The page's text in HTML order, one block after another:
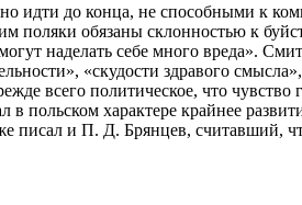
идти до конца, не способными к
поляки обязаны склонностью к
наделать себе много вреда».
«скудости здравого
всего политическое, что
польском характере крайнее
писал и П. Д. Брянцев, считавший,